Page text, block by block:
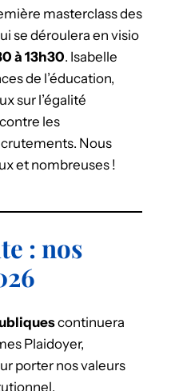
masterclass des
se déroulera en visio
à 13h30. Isabelle
de l’éducation,
sur l’égalité
les
Nous
et nombreuses !
: nos
continuera
Plaidoyer,
porter nos valeurs